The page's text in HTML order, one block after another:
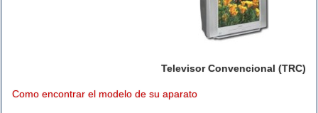
Televisor Convencional (TRC)
Como encontrar el modelo de su aparato